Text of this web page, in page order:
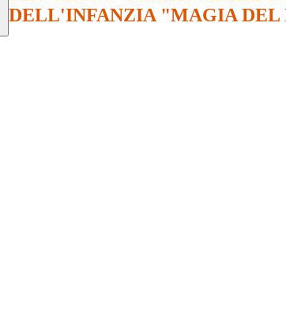
DELL'INFANZIA "MAGIA DEL